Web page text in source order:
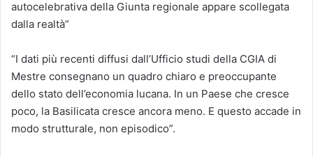
autocelebrativa della Giunta regionale appare scollegata
dalla realtà”
“I dati più recenti diffusi dall’Ufficio studi della CGIA di
Mestre consegnano un quadro chiaro e preoccupante
dello stato dell’economia lucana. In un Paese che cresce
poco, la Basilicata cresce ancora meno. E questo accade in
modo strutturale, non episodico”.